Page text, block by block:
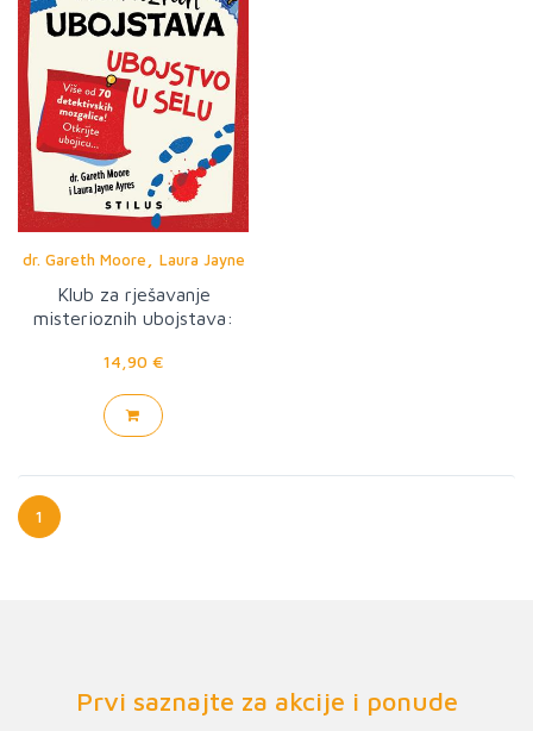
dr. Gareth Moore
Laura Jayne
Ayres
Klub za rješavanje
misterioznih ubojstava:
14,90 €
1
Prvi saznajte za akcije i ponude